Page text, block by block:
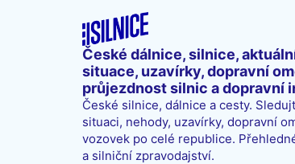
České dálnice, silnice,
situace, uzavírky, dopravní
průjezdnost silnic a dopravní
České silnice, dálnice a cesty.
situaci, nehody, uzavírky, dopravní
vozovek po celé republice.
a silniční zpravodajství.